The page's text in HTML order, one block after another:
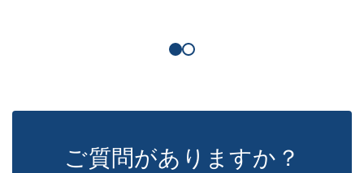
ご質問がありますか？